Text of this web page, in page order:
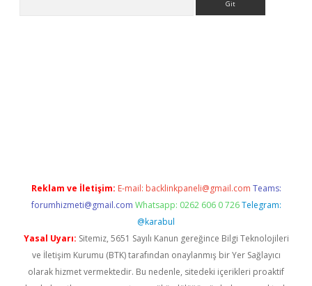
Reklam ve İletişim: E-mail: backlinkpaneli@gmail.com Teams:
forumhizmeti@gmail.com Whatsapp: 0262 606 0 726 Telegram:
@karabul
Yasal Uyarı: Sitemiz, 5651 Sayılı Kanun gereğince Bilgi Teknolojileri
ve İletişim Kurumu (BTK) tarafından onaylanmış bir Yer Sağlayıcı
olarak hizmet vermektedir. Bu nedenle, sitedeki içerikleri proaktif